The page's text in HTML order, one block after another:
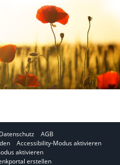
Datenschutz
AGB
I
m
A
Accessibility-Modus aktivieren
aktivieren
erstellen